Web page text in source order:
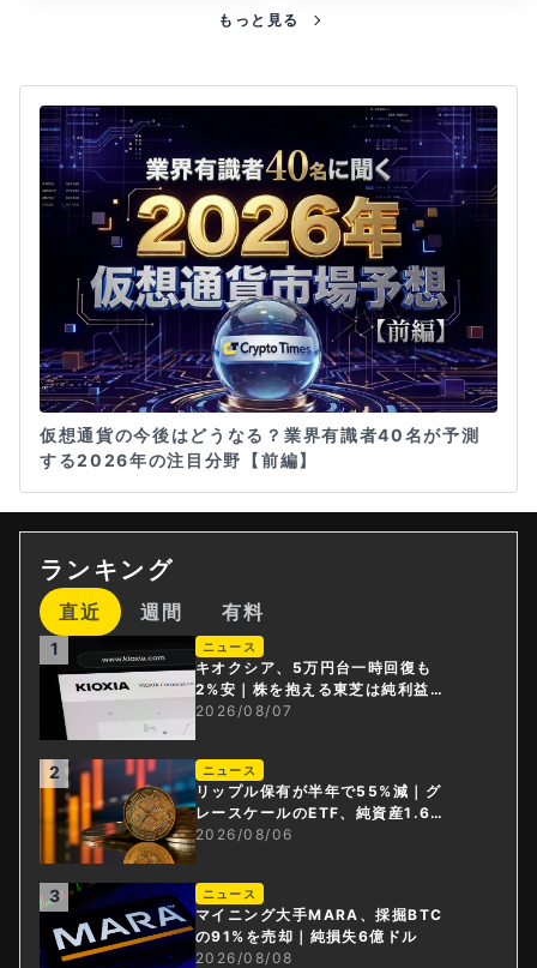
もっと見る
仮想通貨の今後はどうなる？業界有識者40名が予測
する2026年の注目分野【前編】
ランキング
直近 週間 有料
1 ニュース
キオクシア、5万円台一時回復も
2%安｜株を抱える東芝は純利益3
0倍
2026/08/07
2 ニュース
リップル保有が半年で55%減｜グ
レースケールのETF、純資産1.6億
ドル減
2026/08/06
3 ニュース
マイニング大手MARA、採掘BTC
の91%を売却｜純損失6億ドル
2026/08/08